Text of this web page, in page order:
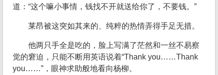
道：“这个嘛小事情，钱找不开就送给你了，不要钱。”
莱昂被这突如其来的、纯粹的热情弄得手足无措。
他两只手全是吃的，脸上写满了茫然和一丝不易察
觉的窘迫，只能不断用英语说着“Thank you……Thank
you……”，眼神求助般地看向杨柳。